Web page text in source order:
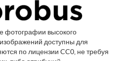
фотографии высокого
доступны для
по лицензии CC0, не требуя